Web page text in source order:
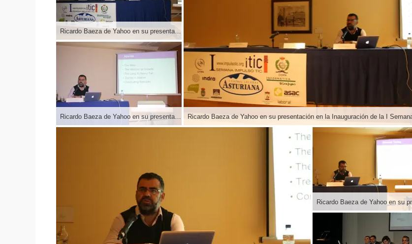
Ricardo Baeza de Yahoo en su presentación en la Inauguración de la I Semana Impulso TIC 2011 en el Auditorio Príncipe Felipe de Oviedo
Ricardo Baeza de Yahoo en su presentación en la Inauguración de la I Semana Impulso TIC 2011 en el Auditorio Príncipe Felipe de Oviedo